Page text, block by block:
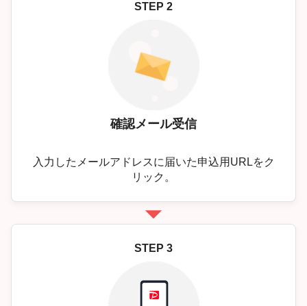
STEP 2
確認メール受信
入力したメールアドレスに届いた申込用URLをク
リック。
STEP 3